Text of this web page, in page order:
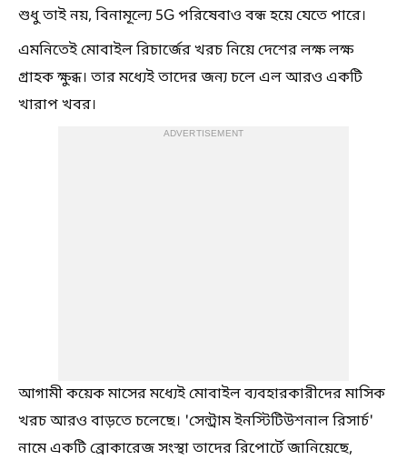
শুধু তাই নয়, বিনামূল্যে 5G পরিষেবাও বন্ধ হয়ে যেতে পারে।
এমনিতেই মোবাইল রিচার্জের খরচ নিয়ে দেশের লক্ষ লক্ষ
গ্রাহক ক্ষুব্ধ। তার মধ্যেই তাদের জন্য চলে এল আরও একটি
খারাপ খবর।
ADVERTISEMENT
আগামী কয়েক মাসের মধ্যেই মোবাইল ব্যবহারকারীদের মাসিক
খরচ আরও বাড়তে চলেছে। 'সেন্ট্রাম ইনস্টিটিউশনাল রিসার্চ'
নামে একটি ব্রোকারেজ সংস্থা তাদের রিপোর্টে জানিয়েছে,